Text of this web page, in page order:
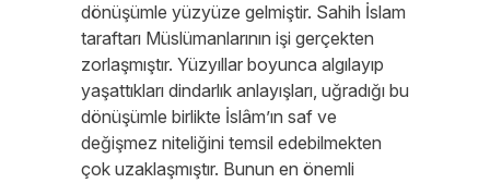
dönüşümle yüzyüze gelmiştir. Sahih İslam
taraftarı Müslümanlarının işi gerçekten
zorlaşmıştır. Yüzyıllar boyunca algılayıp
yaşattıkları dindarlık anlayışları, uğradığı bu
dönüşümle birlikte İslâm’ın saf ve
değişmez niteliğini temsil edebilmekten
çok uzaklaşmıştır. Bunun en önemli